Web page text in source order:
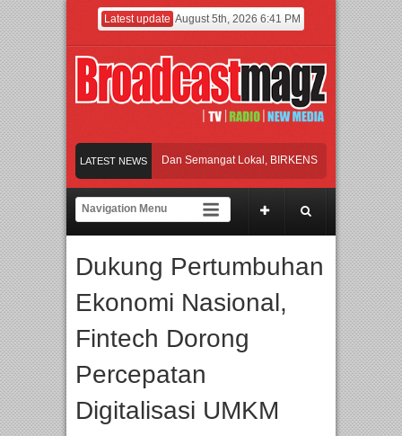
Latest update August 5th, 2026 6:41 PM
LATEST NEWS
Perpaduan Warisan Dan Semangat Lokal, BIRKENSTOCK INDONESIA
UT School, PTBA, dan Kamaju Tingkatkan Kualitas SDM melalui Basic
Eksklusif Pemain Sinetron Biarkan Hati Bicara, Febby Rastanty, Rangga
Perpaduan Warisan Dan Semangat Lokal, BIRKENSTOCK INDONESIA
Dukung Pertumbuhan
Ekonomi Nasional,
Fintech Dorong
Percepatan
Digitalisasi UMKM